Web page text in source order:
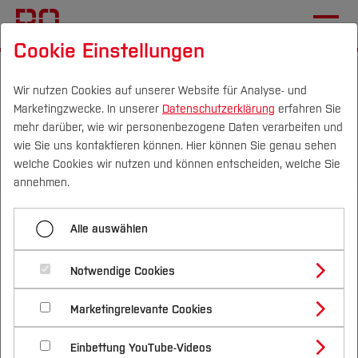
Campus Personen DE|EN Quicklinks
Studium
Studienangebote
Bachelorstudiengänge
Masterstudiengänge
Vor dem Studium
Bewerben & Einschreiben
Bewerbungsportal
Im Studium
Studienbüros und Prüfungen
Nach dem Studium
Forschung & Transfer
Profil
Forschungs- und Transferprofil
Schwerpunkte (FuT)
Beratung & Förderung
Nachhaltigkeit
Nachhaltigkeit studieren
International
Fachgebiete
Institut für Elektromobilität
Menü aufklappen
Projekte
Fahrzeugentwicklung
BOmobil
Cookie Einstellungen
Wir nutzen Cookies auf unserer Website für Analyse- und
Marketingzwecke. In unserer Datenschutzerklärung erfahren Sie
mehr darüber, wie wir personenbezogene Daten verarbeiten und
wie Sie uns kontaktieren können. Hier können Sie genau sehen
welche Cookies wir nutzen und können entscheiden, welche Sie
annehmen.
Alle auswählen
Notwendige Cookies
Marketingrelevante Cookies
Einbettung YouTube-Videos